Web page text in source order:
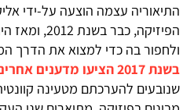
התיאוריה עצמה הוצעה על-ידי
הפיזיקה, כבר
ולחפור בה כדי למצוא את הדרך
בשנת 2017 הציעו מדענים אחרים
שנובעים להערכתם מטעינה